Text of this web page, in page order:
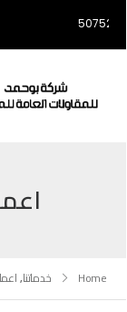
Home خدماتنا,